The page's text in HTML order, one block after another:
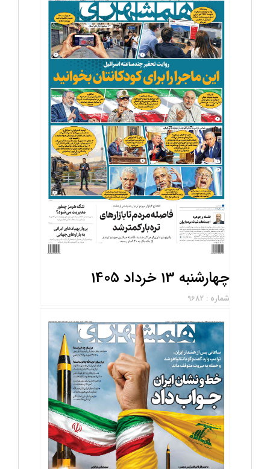
چهارشنبه 13 خرداد 1405
شماره : 9682